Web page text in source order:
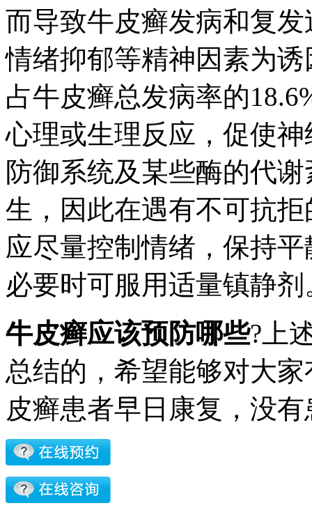
而导致牛皮癣发病和复
情绪抑郁等精神因素为
占牛皮癣总发病率的
心理或生理反应，促使
防御系统及某些酶的代
生，因此在遇有不可抗
应尽量控制情绪，保持
必要时可服用适量镇静剂
牛皮癣应该预防哪些?上
总结的，希望能够对大
皮癣患者早日康复，没